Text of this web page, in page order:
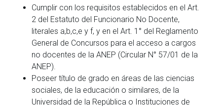
Cumplir con los requisitos establecidos en el Art.
2 del Estatuto del Funcionario No Docente,
literales a,b,c,e y f, y en el Art. 1° del Reglamento
General de Concursos para el acceso a cargos
no docentes de la ANEP (Circular N° 57/01 de la
ANEP).
Poseer título de grado en áreas de las ciencias
sociales, de la educación o similares, de la
Universidad de la República o Instituciones de